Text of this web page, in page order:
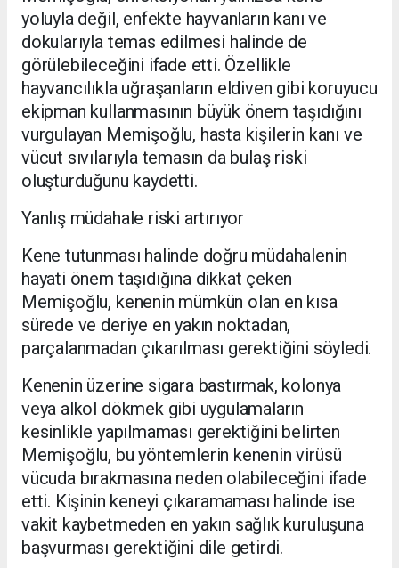
yoluyla değil, enfekte hayvanların kanı ve
dokularıyla temas edilmesi halinde de
görülebileceğini ifade etti. Özellikle
hayvancılıkla uğraşanların eldiven gibi koruyucu
ekipman kullanmasının büyük önem taşıdığını
vurgulayan Memişoğlu, hasta kişilerin kanı ve
vücut sıvılarıyla temasın da bulaş riski
oluşturduğunu kaydetti.
Yanlış müdahale riski artırıyor
Kene tutunması halinde doğru müdahalenin
hayati önem taşıdığına dikkat çeken
Memişoğlu, kenenin mümkün olan en kısa
sürede ve deriye en yakın noktadan,
parçalanmadan çıkarılması gerektiğini söyledi.
Kenenin üzerine sigara bastırmak, kolonya
veya alkol dökmek gibi uygulamaların
kesinlikle yapılmaması gerektiğini belirten
Memişoğlu, bu yöntemlerin kenenin virüsü
vücuda bırakmasına neden olabileceğini ifade
etti. Kişinin keneyi çıkaramaması halinde ise
vakit kaybetmeden en yakın sağlık kuruluşuna
başvurması gerektiğini dile getirdi.